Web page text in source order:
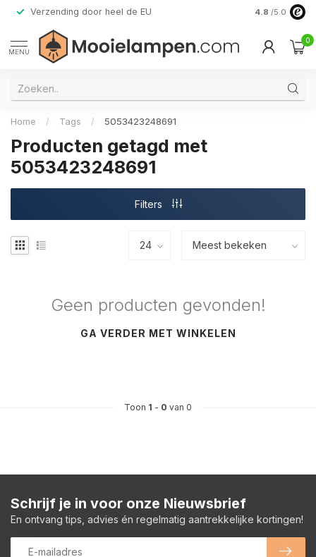
Verzending door heel de EU Alleen
4.8 /5.0
MENU
0
Home / Tags / 5053423248691
Producten getagd met
5053423248691
Filters
Geen producten gevonden!
GA VERDER MET WINKELEN
Toon 1 - 0 van 0
Schrijf je in voor onze Nieuwsbrief
En ontvang tips, advies én regelmatig aantrekkelijke kortingen!